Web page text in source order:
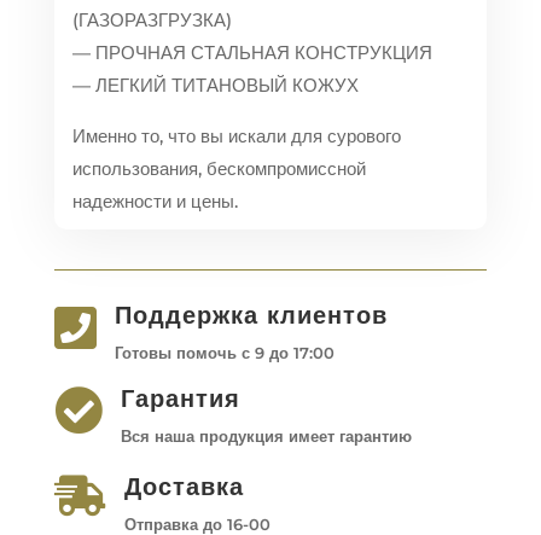
(ГАЗОРАЗГРУЗКА)
— ПРОЧНАЯ СТАЛЬНАЯ КОНСТРУКЦИЯ
— ЛЕГКИЙ ТИТАНОВЫЙ КОЖУХ
Именно то, что вы искали для сурового
использования, бескомпромиссной
надежности и цены.
 Поддержка клиентов
Готовы помочь с 9 до 17:00
 Гарантия
Вся наша продукция имеет гарантию
 Доставка
Отправка до 16-00